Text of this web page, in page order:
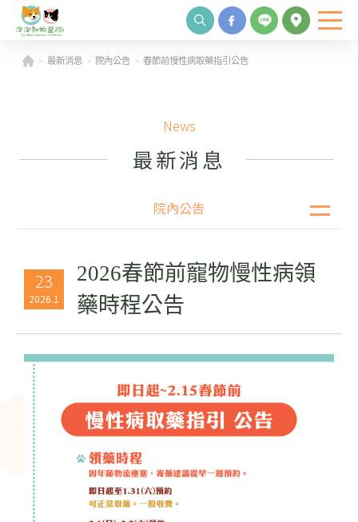
最新消息 院內公告 春節前慢性病取藥指引公告
News
最新消息
院內公告
公益活動
23
2026.1
2026春節前寵物慢性病領
藥時程公告